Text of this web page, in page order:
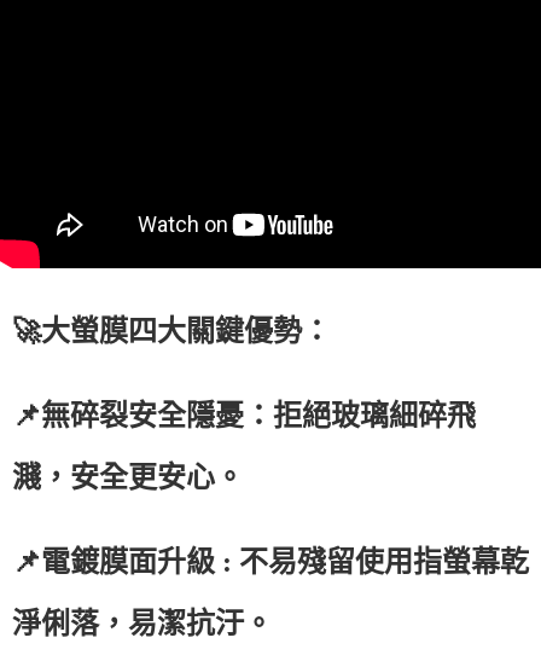
🚀大螢膜四大關鍵優勢：
📌無碎裂安全隱憂：拒絕玻璃細碎飛
濺，安全更安心。
📌電鍍膜面升級 : 不易殘留使用指螢幕乾
淨俐落，易潔抗汙。